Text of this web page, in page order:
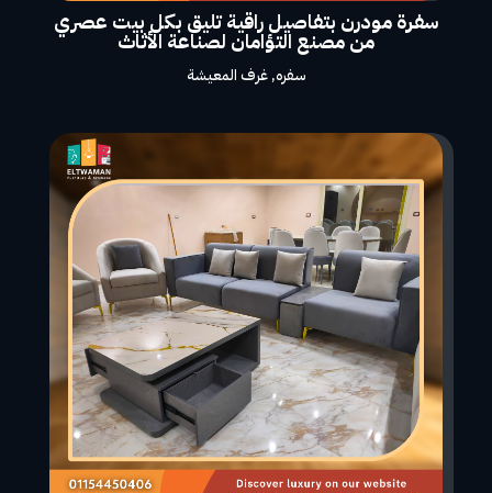
سفرة مودرن بتفاصيل راقية تليق بكل بيت عصري
من مصنع التؤامان لصناعة الأثاث
سفره,غرف المعيشة